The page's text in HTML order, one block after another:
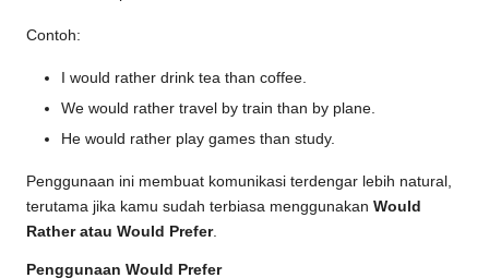
Contoh:
I would rather drink tea than coffee.
We would rather travel by train than by plane.
He would rather play games than study.
Penggunaan ini membuat komunikasi terdengar lebih natural,
terutama jika kamu sudah terbiasa menggunakan Would
Rather atau Would Prefer.
Penggunaan Would Prefer